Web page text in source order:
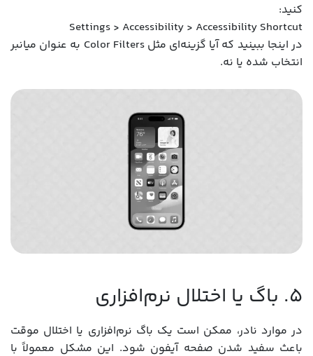
کنید:
Settings > Accessibility > Accessibility Shortcut
در اینجا ببینید که آیا گزینه‌ای مثل Color Filters به عنوان میانبر
انتخاب شده یا نه.
۵. باگ یا اختلال نرم‌افزاری
در موارد نادر، ممکن است یک باگ نرم‌افزاری یا اختلال موقت
باعث سفید شدن صفحه آیفون شود. این مشکل معمولاً با